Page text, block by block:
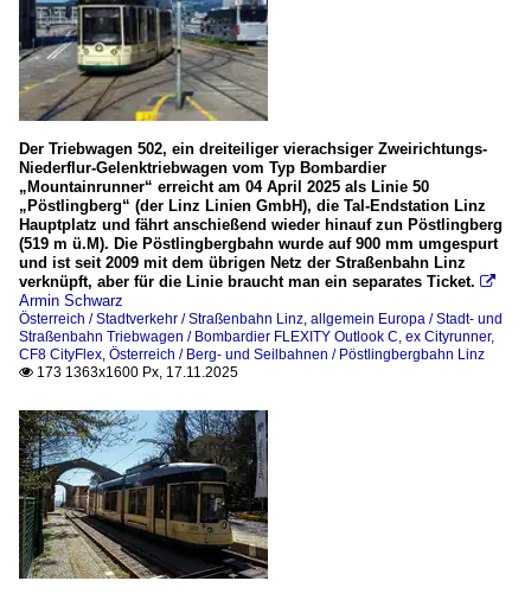
Der Triebwagen 502, ein dreiteiliger vierachsiger Zweirichtungs-
Niederflur-Gelenktriebwagen vom Typ Bombardier
„Mountainrunner“ erreicht am 04 April 2025 als Linie 50
„Pöstlingberg“ (der Linz Linien GmbH), die Tal-Endstation Linz
Hauptplatz und fährt anschießend wieder hinauf zun Pöstlingberg
(519 m ü.M). Die Pöstlingbergbahn wurde auf 900 mm umgespurt
und ist seit 2009 mit dem übrigen Netz der Straßenbahn Linz
verknüpft, aber für die Linie braucht man ein separates Ticket. 
Armin Schwarz
Österreich / Stadtverkehr / Straßenbahn Linz allgemein Europa / Stadt- und
Straßenbahn Triebwagen / Bombardier FLEXITY Outlook C, ex Cityrunner,
CF8 CityFlex Österreich / Berg- und Seilbahnen / Pöstlingbergbahn Linz
 173 1363x1600 Px, 17.11.2025